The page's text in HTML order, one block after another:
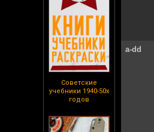
Советские
учебники 1940-50х
годов
a-dd